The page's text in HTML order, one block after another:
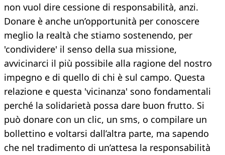
non vuol dire cessione di responsabilità, anzi.
Donare è anche un’opportunità per conoscere
meglio la realtà che stiamo sostenendo, per
'condividere' il senso della sua missione,
avvicinarci il più possibile alla ragione del nostro
impegno e di quello di chi è sul campo. Questa
relazione e questa 'vicinanza' sono fondamentali
perché la solidarietà possa dare buon frutto. Si
può donare con un clic, un sms, o compilare un
bollettino e voltarsi dall’altra parte, ma sapendo
che nel tradimento di un’attesa la responsabilità